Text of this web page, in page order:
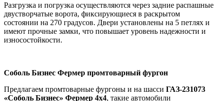
Разгрузка и погрузка осуществляются через задние распашные
двустворчатые ворота, фиксирующиеся в раскрытом
состоянии на 270 градусов. Двери установлены на 5 петлях и
имеют прочные замки, что повышает уровень надежности и
износостойкости.
Соболь Бизнес Фермер промтоварный фургон
Предлагаем промтоварные фургоны и на шасси ГАЗ-231073
«Соболь Бизнес» Фермер 4х4, такие автомобили